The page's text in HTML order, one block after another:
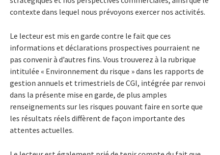
contexte dans lequel nous prévoyons exercer nos activités.
Le lecteur est mis en garde contre le fait que ces
informations et déclarations prospectives pourraient ne
pas convenir à d’autres fins. Vous trouverez à la rubrique
intitulée « Environnement du risque » dans les rapports de
gestion annuels et trimestriels de CGI, intégrée par renvoi
dans la présente mise en garde, de plus amples
renseignements sur les risques pouvant faire en sorte que
les résultats réels diffèrent de façon importante des
attentes actuelles.